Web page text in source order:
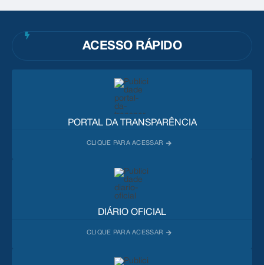
ACESSO RÁPIDO
PORTAL DA TRANSPARÊNCIA
DIÁRIO OFICIAL